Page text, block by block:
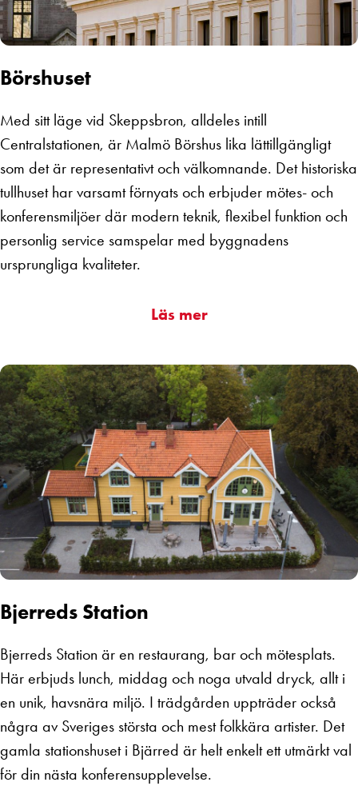
Börshuset
Med sitt läge vid Skeppsbron, alldeles intill
Centralstationen, är Malmö Börshus lika lättillgängligt
som det är representativt och välkomnande. Det historiska
tullhuset har varsamt förnyats och erbjuder mötes- och
konferensmiljöer där modern teknik, flexibel funktion och
personlig service samspelar med byggnadens
ursprungliga kvaliteter.
Läs mer
Bjerreds Station
Bjerreds Station är en restaurang, bar och mötesplats.
Här erbjuds lunch, middag och noga utvald dryck, allt i
en unik, havsnära miljö. I trädgården uppträder också
några av Sveriges största och mest folkkära artister. Det
gamla stationshuset i Bjärred är helt enkelt ett utmärkt val
för din nästa konferensupplevelse.